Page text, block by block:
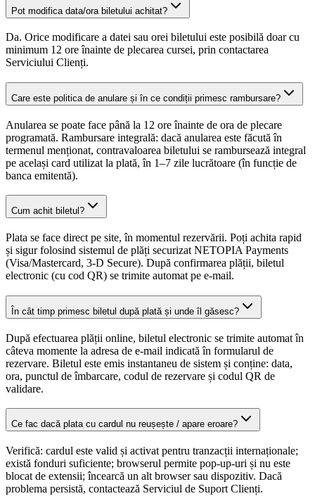
Pot modifica data/ora biletului achitat?
Da. Orice modificare a datei sau orei biletului este posibilă doar cu
minimum 12 ore înainte de plecarea cursei, prin contactarea
Serviciului Clienți.
Care este politica de anulare și în ce condiții primesc rambursare?
Anularea se poate face până la 12 ore înainte de ora de plecare
programată. Rambursare integrală: dacă anularea este făcută în
termenul menționat, contravaloarea biletului se rambursează integral
pe același card utilizat la plată, în 1–7 zile lucrătoare (în funcție de
banca emitentă).
Cum achit biletul?
Plata se face direct pe site, în momentul rezervării. Poți achita rapid
și sigur folosind sistemul de plăți securizat NETOPIA Payments
(Visa/Mastercard, 3-D Secure). După confirmarea plății, biletul
electronic (cu cod QR) se trimite automat pe e-mail.
În cât timp primesc biletul după plată și unde îl găsesc?
După efectuarea plății online, biletul electronic se trimite automat în
câteva momente la adresa de e-mail indicată în formularul de
rezervare. Biletul este emis instantaneu de sistem și conține: data,
ora, punctul de îmbarcare, codul de rezervare și codul QR de
validare.
Ce fac dacă plata cu cardul nu reușește / apare eroare?
Verifică: cardul este valid și activat pentru tranzacții internaționale;
există fonduri suficiente; browserul permite pop-up-uri și nu este
blocat de extensii; încearcă un alt browser sau dispozitiv. Dacă
problema persistă, contactează Serviciul de Suport Clienți.